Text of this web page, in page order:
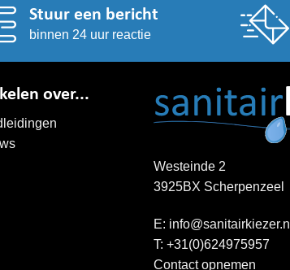
Stuur een bericht
binnen 24 uur reactie
over...
Westeinde 2
3925BX Scherpenzeel
E: info@sanitairkiezer.nl
T: +31(0)624975957
Contact opnemen